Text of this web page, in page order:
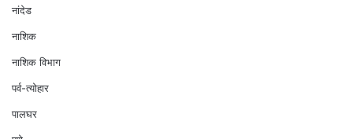
नांदेड
नाशिक
नाशिक विभाग
पर्व-त्योहार
पालघर